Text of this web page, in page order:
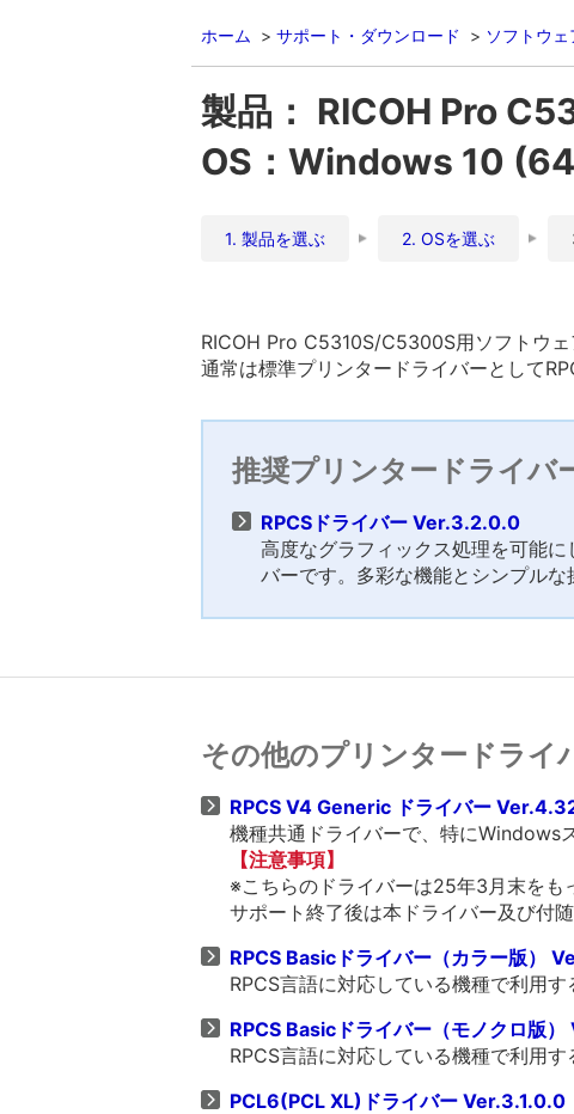
ホーム サポート・ダウンロード ソフトウ
製品： RICOH Pro
OS：Windows 10
1. 製品を選ぶ 2. OSを選ぶ
RICOH Pro C5310S/C5300S用ソフトウ
通常は標準プリンタードライバーとして
推奨プリンタードライバ
RPCSドライバー Ver.3.2.0.0
高度なグラフィックス処理を可能
バーです。多彩な機能とシンプルな
その他のプリンタードライ
RPCS V4 Generic ドライバー
機種共通ドライバーで、特にWindows
【注意事項】
※こちらのドライバーは25年3月末をも
サポート終了後は本ドライバー及び付
RPCS Basicドライバー（カラー版）
RPCS言語に対応している機種で利用
RPCS Basicドライバー（モノクロ版
RPCS言語に対応している機種で利用
PCL6(PCL XL)ドライバー Ver.3.1.0.0